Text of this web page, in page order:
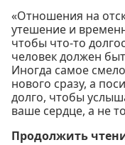
«Отношения на
утешение и
чтобы что-то
человек должен
Иногда самое
нового сразу, а
долго, чтобы
ваше сердце, а не
Продолжить